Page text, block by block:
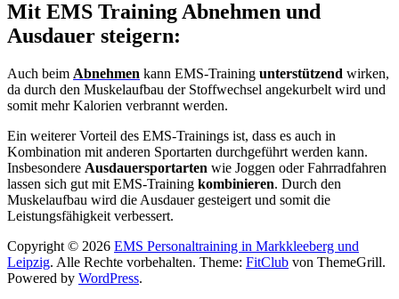
Mit EMS Training Abnehmen und
Ausdauer steigern:
Auch beim Abnehmen kann EMS-Training unterstützend wirken,
da durch den Muskelaufbau der Stoffwechsel angekurbelt wird und
somit mehr Kalorien verbrannt werden.
Ein weiterer Vorteil des EMS-Trainings ist, dass es auch in
Kombination mit anderen Sportarten durchgeführt werden kann.
Insbesondere Ausdauersportarten wie Joggen oder Fahrradfahren
lassen sich gut mit EMS-Training kombinieren. Durch den
Muskelaufbau wird die Ausdauer gesteigert und somit die
Leistungsfähigkeit verbessert.
Copyright © 2026 EMS Personaltraining in Markkleeberg und
Leipzig. Alle Rechte vorbehalten. Theme: FitClub von ThemeGrill.
Powered by WordPress.